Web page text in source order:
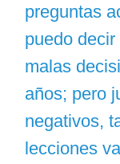
preguntas
puedo
malas
años; pero
negativos,
lecciones